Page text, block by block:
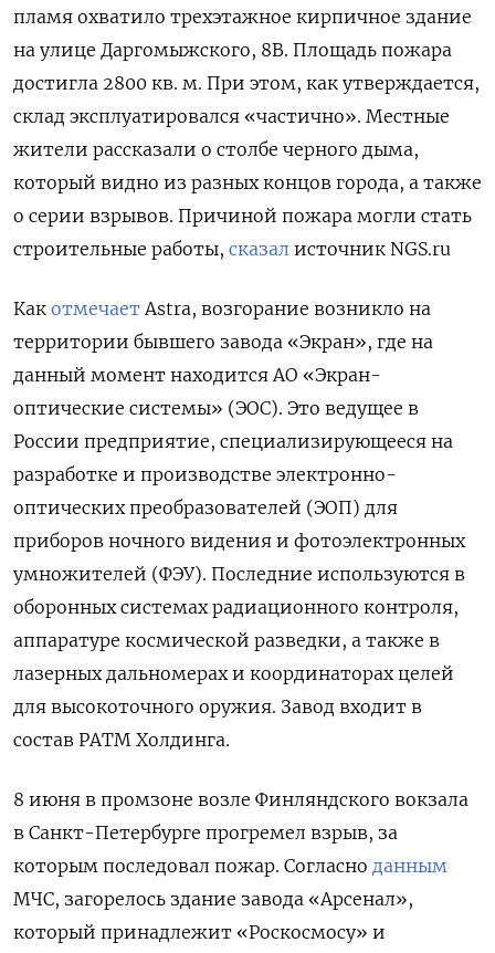
пламя охватило трехэтажное кирпичное здание
на улице Даргомыжского, 8В. Площадь пожара
достигла 2800 кв. м. При этом, как утверждается,
склад эксплуатировался «частично». Местные
жители рассказали о столбе черного дыма,
который видно из разных концов города, а также
о серии взрывов. Причиной пожара могли стать
строительные работы, сказал источник NGS.ru
Как отмечаетAstra, возгорание возникло на
территории бывшего завода «Экран», где на
данный момент находится АО «Экран-
оптические системы» (ЭОС). Это ведущее в
России предприятие, специализирующееся на
разработке и производстве электронно-
оптических преобразователей (ЭОП) для
приборов ночного видения и фотоэлектронных
умножителей (ФЭУ). Последние используются в
оборонных системах радиационного контроля,
аппаратуре космической разведки, а также в
лазерных дальномерах и координаторах целей
для высокоточного оружия. Завод входит в
состав РАТМ Холдинга.
8 июня в промзоне возле Финляндского вокзала
в Санкт-Петербурге прогремел взрыв, за
которым последовал пожар. Согласно данным
МЧС, загорелось здание завода «Арсенал»,
который принадлежит «Роскосмосу» и